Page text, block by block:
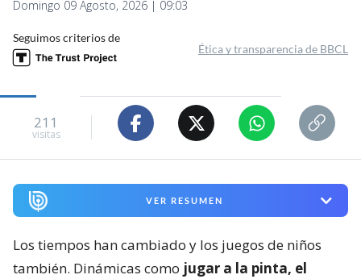
Domingo 09 Agosto, 2026 | 09:03
Seguimos criterios de
Ética y transparencia de BBCL
211
visitas
VER RESUMEN
Los tiempos han cambiado y los juegos de niños
también. Dinámicas como jugar a la pinta, el